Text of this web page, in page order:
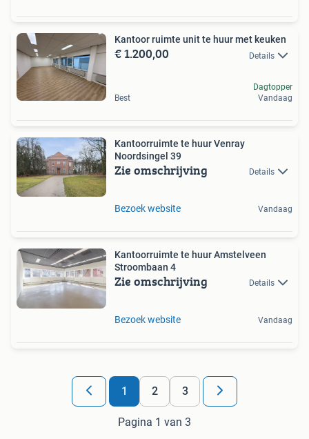
Kantoor ruimte unit te huur met keuken
€ 1.200,00 Details
Best
Dagtopper
Vandaag
Kantoorruimte te huur Venray
Noordsingel 39
Zie omschrijving Details
Bezoek website Vandaag
Kantoorruimte te huur Amstelveen
Stroombaan 4
Zie omschrijving Details
Bezoek website Vandaag
1 2 3
Pagina 1 van 3